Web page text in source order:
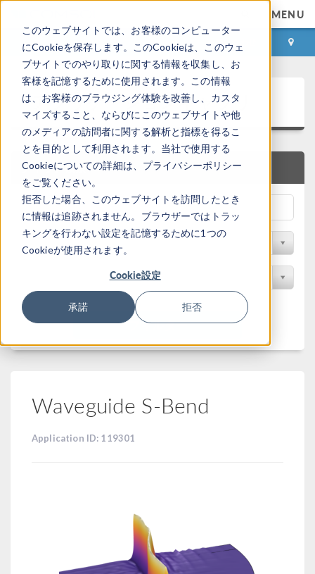
このウェブサイトでは、お客様のコンピューター
にCookieを保存します。このCookieは、このウェ
ブサイトでのやり取りに関する情報を収集し、お
客様を記憶するために使用されます。この情報
は、お客様のブラウジング体験を改善し、カスタ
マイズすること、ならびにこのウェブサイトや他
のメディアの訪問者に関する解析と指標を得るこ
とを目的として利用されます。当社で使用する
Cookieについての詳細は、プライバシーポリシー
をご覧ください。
拒否した場合、このウェブサイトを訪問したとき
に情報は追跡されません。ブラウザーではトラッ
キングを行わない設定を記憶するために1つの
Cookieが使用されます。
Cookie設定
承諾 拒否
MENU
ログイン お問い合わせ
アプリケーションギャラリ
クイック検索
分野でフィルター
フィルター
Waveguide S-Bend
Application ID: 119301